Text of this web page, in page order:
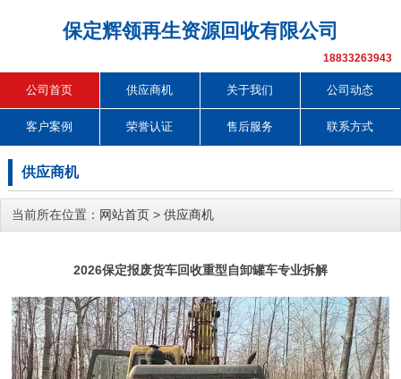
保定辉领再生资源回收有限公司
18833263943
公司首页 供应商机 关于我们 公司动态
客户案例 荣誉认证 售后服务 联系方式
供应商机
当前所在位置： 网站首页 > 供应商机
2026保定报废货车回收重型自卸罐车专业拆解